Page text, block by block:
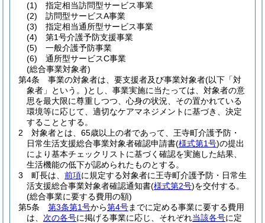
(1)
指定相当訪問型サービス事業
(2)
訪問型サービスA事業
(3)
指定相当通所型サービス事業
(4)
第1号介護予防支援事業
(5)
一般介護予防事業
(6)
通所型サービスC事業
(総合事業対象者)
第4条
事業の対象者は、要支援者及び事業対象者(以下「対
象者」という。)とし、事業実施に当たっては、対象者の意
思を最大限に尊重しつつ、心身の状況、その置かれている
環境等に応じて、適切なケアマネジメントに基づき、決定
することとする。
2
対象者とは、65歳以上の者であって、王寺町介護予防・
日常生活支援総合事業対象者確認申請書(様式第1号)の提出
により基本チェックリストに基づく確認を実施した結果、
生活機能の低下が認められたものとする。
3
町長は、 前項に規定する対象者に王寺町介護予防・日常生
活支援総合事業対象者確認通知書(様式第2号)を交付する。
(総合事業に要する費用の額)
第5条
第3条第1号から第4号までに定める事業に要する費用
は、 次の各号に掲げる事業に応じ、それぞれ当該各号に定